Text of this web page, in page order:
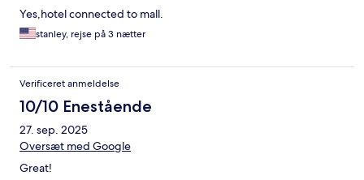
Yes,hotel connected to mall.
stanley, rejse på 3 nætter
Verificeret anmeldelse
10/10 Enestående
27. sep. 2025
Oversæt med Google
Great!